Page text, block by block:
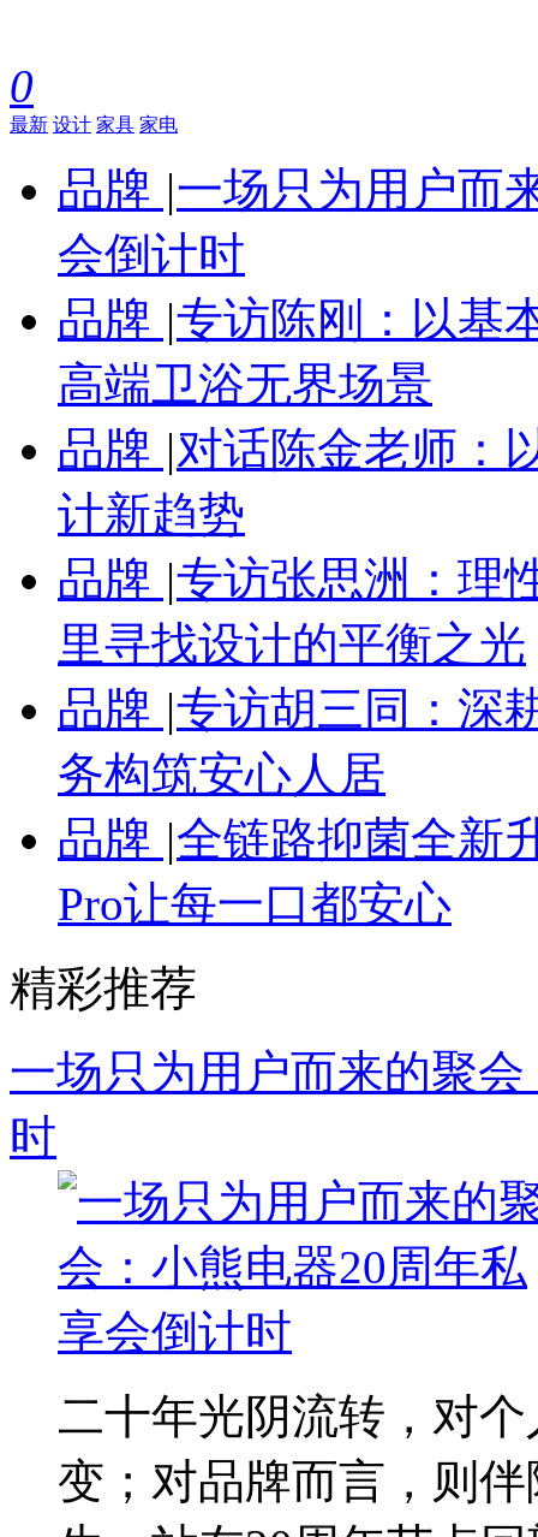
0
最新 设计 家具 家电
品牌 |一场只为用户而
会倒计时
品牌 |专访陈刚：以基
高端卫浴无界场景
品牌 |对话陈金老师：
计新趋势
品牌 |专访张思洲：理
里寻找设计的平衡之光
品牌 |专访胡三同：深
务构筑安心人居
品牌 |全链路抑菌全新
Pro让每一口都安心
精彩推荐
一场只为用户而来的聚
时
二十年光阴流转，对
变；对品牌而言，则